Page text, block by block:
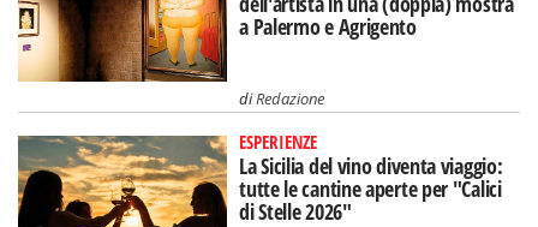
a Palermo e Agrigento
diRedazione
ESPERIENZE
La Sicilia del vino diventa viaggio:
tutte le cantine aperte per "Calici
di Stelle 2026"